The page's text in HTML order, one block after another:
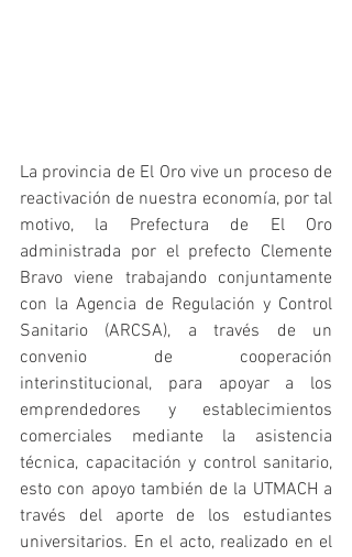
La provincia de El Oro vive un proceso de
reactivación de nuestra economía, por tal
motivo, la Prefectura de El Oro
administrada por el prefecto Clemente
Bravo viene trabajando conjuntamente
con la Agencia de Regulación y Control
Sanitario (ARCSA), a través de un
convenio de cooperación
interinstitucional, para apoyar a los
emprendedores y establecimientos
comerciales mediante la asistencia
técnica, capacitación y control sanitario,
esto con apoyo también de la UTMACH a
través del aporte de los estudiantes
universitarios. En el acto, realizado en el